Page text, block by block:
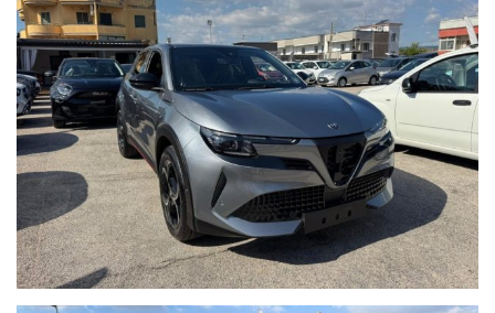
SEGUICI SU TUTTI I SOCIAL PER ESSERE SEMPRE
AGGIORNATO IN TEMPO REALE SULLE NOSTRE OFFERTE
COMMERCIALI!!!
WWW.RICCICAR.IT
VISITA IL NOSTRO SITO TROVERAI UNA VASTA GAMMA DI
VETTURE USATE ,VETTURE NUOVE & SEMINUOVE & KM0, E
PRODOTTI COMMERCIALI
ECCO ALCUNI DEI NOSTRI SERVIZI:
- GARANZIA 12 MESI SU TUTTO L'USATO
- FINANZIAMENTI IN SEDE A TASSO AGEVOLATO CON